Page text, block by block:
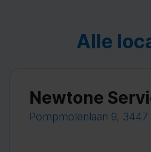
Alle
Newtone
Pompmolenlaan 9,